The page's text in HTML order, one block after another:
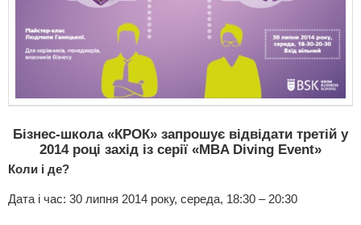
Бізнес-школа «КРОК» запрошує відвідати третій у
2014 році захід із серії «MBA Diving Event»
Коли і де?
Дата і час: 30 липня 2014 року, середа, 18:30 – 20:30